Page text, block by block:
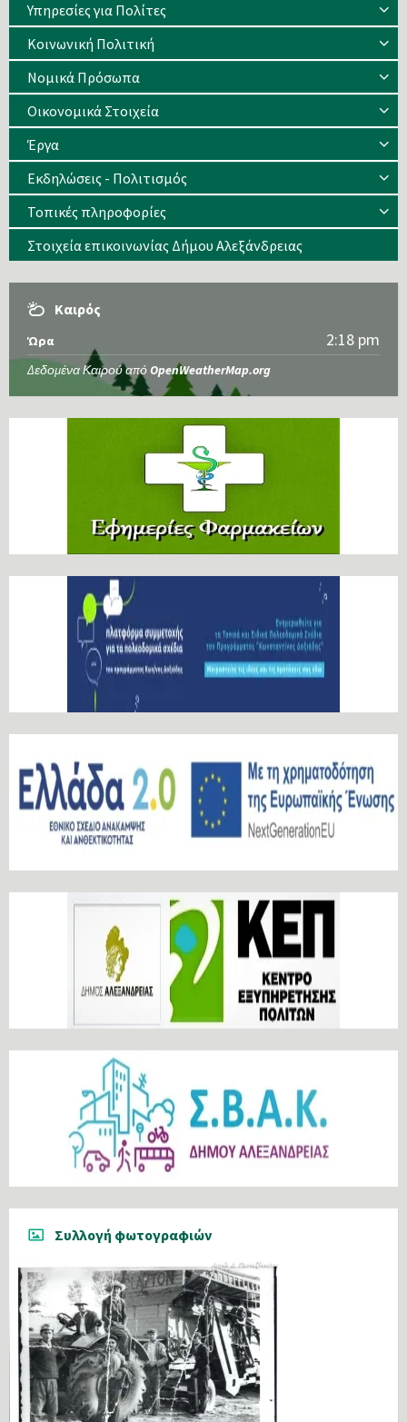
Υπηρεσίες για Πολίτες
Κοινωνική Πολιτική
Νομικά Πρόσωπα
Οικονομικά Στοιχεία
Έργα
Εκδηλώσεις - Πολιτισμός
Τοπικές πληροφορίες
Στοιχεία επικοινωνίας Δήμου Αλεξάνδρειας
Καιρός
Ώρα 2:18 pm
Δεδομένα Καιρού από OpenWeatherMap.org
Συλλογή φωτογραφιών